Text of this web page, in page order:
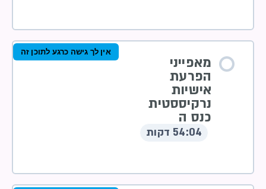
מאפייני
הפרעת
אישיות
נרקיססטית
כנס ה
54:04 דקות
אין לך גישה כרגע לתוכן זה